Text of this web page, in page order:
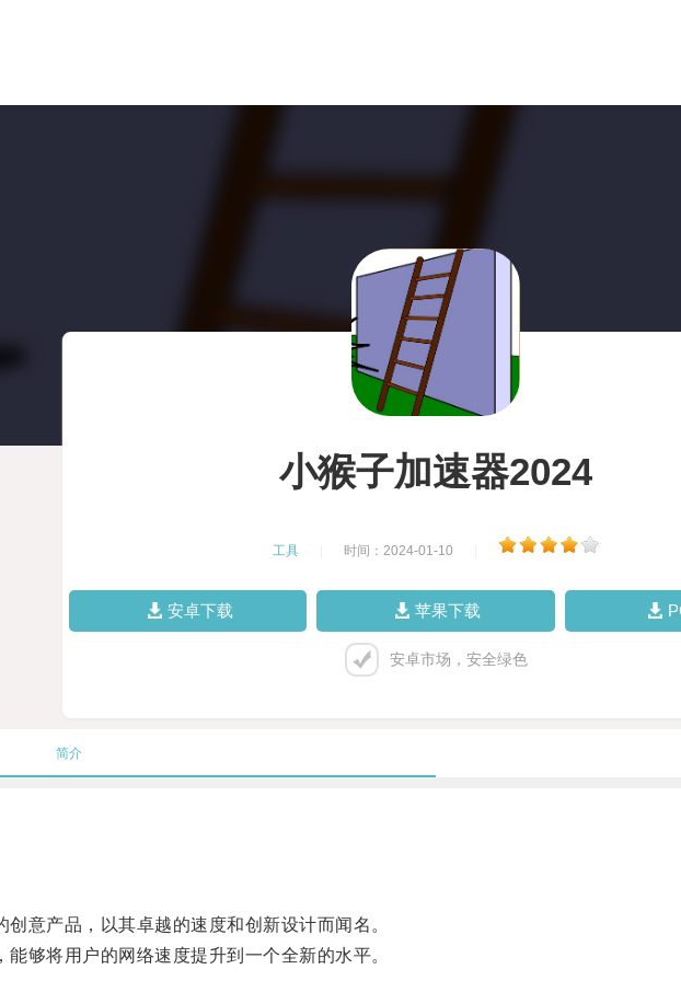
小猴子加速器2024
工具 时间：2024-01-10
安卓下载 苹果下载
安卓市场，安全绿色
简介
意产品，以其卓越的速度和创新设计而闻名。
够将用户的网络速度提升到一个全新的水平。